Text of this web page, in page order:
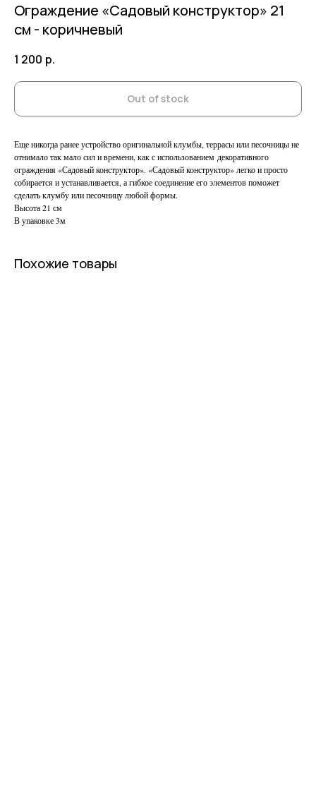
Ограждение «Садовый конструктор» 21
см - коричневый
1 200 р.
Out of stock
Еще никогда ранее устройство оригинальной клумбы, террасы или песочницы не
отнимало так мало сил и времени, как с использованием декоративного
ограждения «Садовый конструктор». «Садовый конструктор» легко и просто
собирается и устанавливается, а гибкое соединение его элементов поможет
сделать клумбу или песочницу любой формы.
Высота 21 см
В упаковке 3м
Похожие товары